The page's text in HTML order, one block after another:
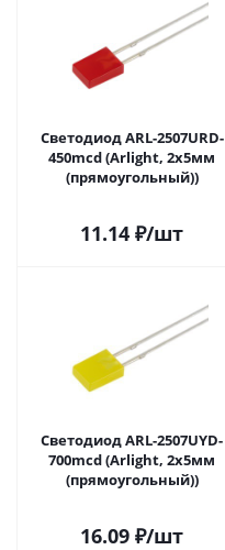
Светодиод ARL-2507URD-
450mcd (Arlight, 2x5мм
(прямоугольный))
11.14 ₽/шт
Светодиод ARL-2507UYD-
700mcd (Arlight, 2x5мм
(прямоугольный))
16.09 ₽/шт